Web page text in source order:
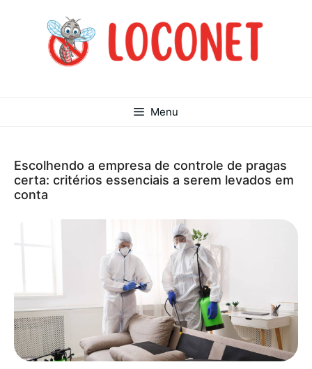
conteúdo
Menu
Escolhendo a empresa de controle de pragas
certa: critérios essenciais a serem levados em
conta